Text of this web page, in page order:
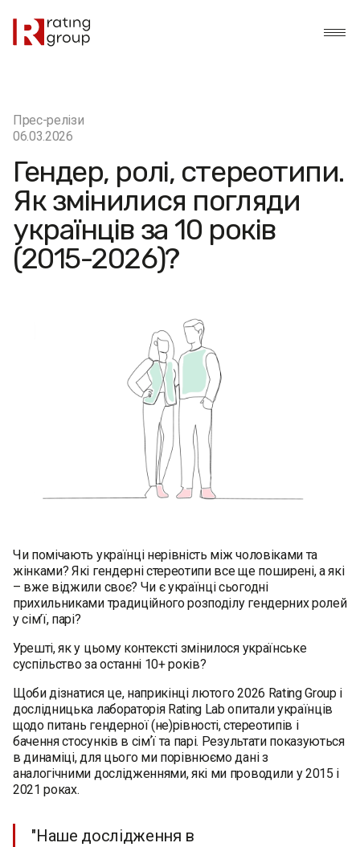
Прес-релізи
06.03.2026
Гендер, ролі, стереотипи.
Як змінилися погляди
українців за 10 років
(2015-2026)?
Чи помічають українці нерівність між чоловіками та
жінками? Які гендерні стереотипи все ще поширені, а які
– вже віджили своє? Чи є українці сьогодні
прихильниками традиційного розподілу гендерних ролей
у сім’ї, парі?
Урешті, як у цьому контексті змінилося українське
суспільство за останні 10+ років?
Щоби дізнатися це, наприкінці лютого 2026 Rating Group і
дослідницька лабораторія Rating Lab опитали українців
щодо питань гендерної (не)рівності, стереотипів і
бачення стосунків в сімʼї та парі. Результати показуються
в динаміці, для цього ми порівнюємо дані з
аналогічними дослідженнями, які ми проводили у 2015 і
2021 роках.
"Наше дослідження в